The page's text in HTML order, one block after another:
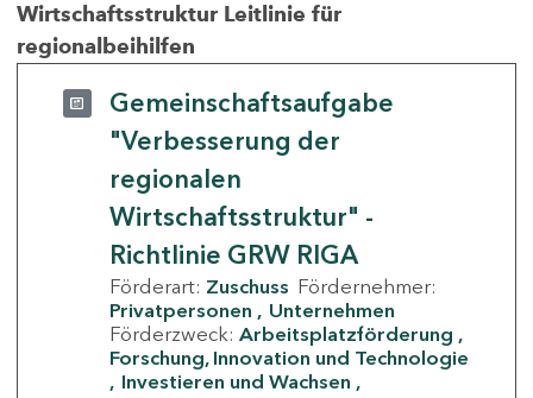
Wirtschaftsstruktur Leitlinie für
regionalbeihilfen
Gemeinschaftsaufgabe
"Verbesserung der
regionalen
Wirtschaftsstruktur" -
Richtlinie GRW RIGA
Förderart: Zuschuss Fördernehmer:
Privatpersonen
Unternehmen
Förderzweck: Arbeitsplatzförderung
Forschung, Innovation und Technologie
Investieren und Wachsen